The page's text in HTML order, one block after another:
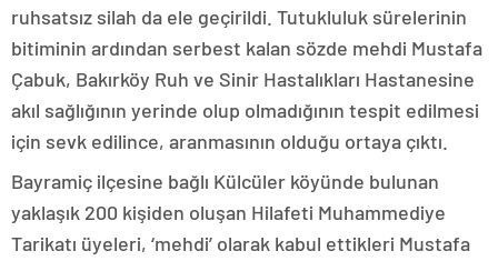
ruhsatsız silah da ele geçirildi. Tutukluluk sürelerinin
bitiminin ardından serbest kalan sözde mehdi Mustafa
Çabuk, Bakırköy Ruh ve Sinir Hastalıkları Hastanesine
akıl sağlığının yerinde olup olmadığının tespit edilmesi
için sevk edilince, aranmasının olduğu ortaya çıktı.
Bayramiç ilçesine bağlı Külcüler köyünde bulunan
yaklaşık 200 kişiden oluşan Hilafeti Muhammediye
Tarikatı üyeleri, ‘mehdi’ olarak kabul ettikleri Mustafa